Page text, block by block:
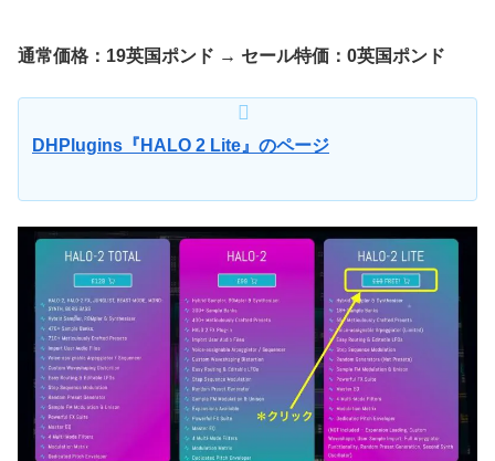
通常価格：19英国ポンド → セール特価：0英国ポンド
DHPlugins『HALO 2 Lite』のページ